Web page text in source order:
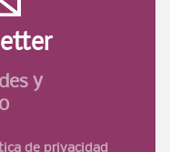
y
de privacidad